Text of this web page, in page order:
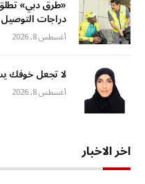
«طرق دبي»
دراجات التوصيل
أغسطس 8, 2026
لا تجعل خوفك
أغسطس 8, 2026
اخر الاخبار